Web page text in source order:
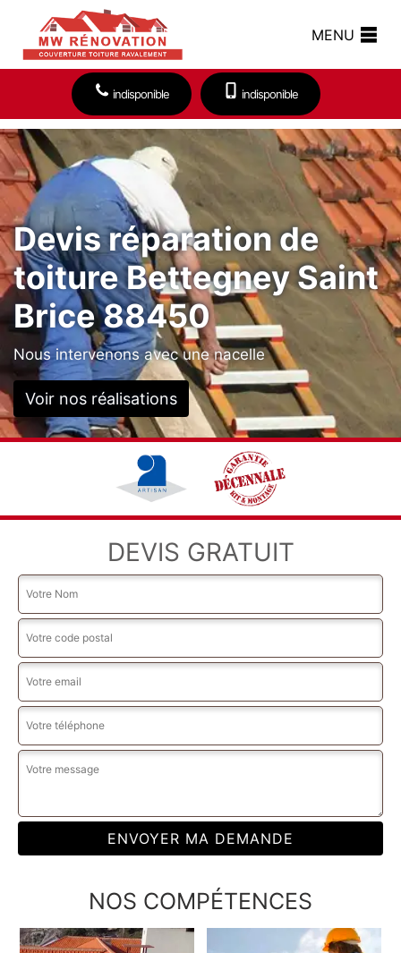
MENU
indisponible indisponible
Devis réparation de
toiture Bettegney Saint
Brice 88450
Nous intervenons avec une nacelle
Voir nos réalisations
DEVIS GRATUIT
NOS COMPÉTENCES